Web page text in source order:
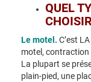
QUEL
Le motel. C’est
motel, contraction
La plupart se
plain-pied, une